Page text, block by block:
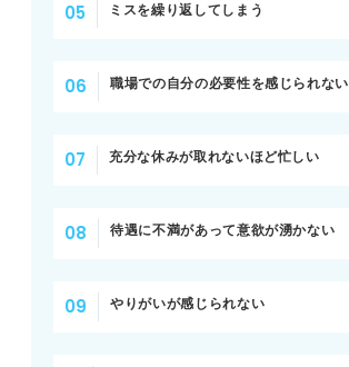
ミスを繰り返してしまう
職場での自分の必要性を感じられない
充分な休みが取れないほど忙しい
待遇に不満があって意欲が湧かない
やりがいが感じられない